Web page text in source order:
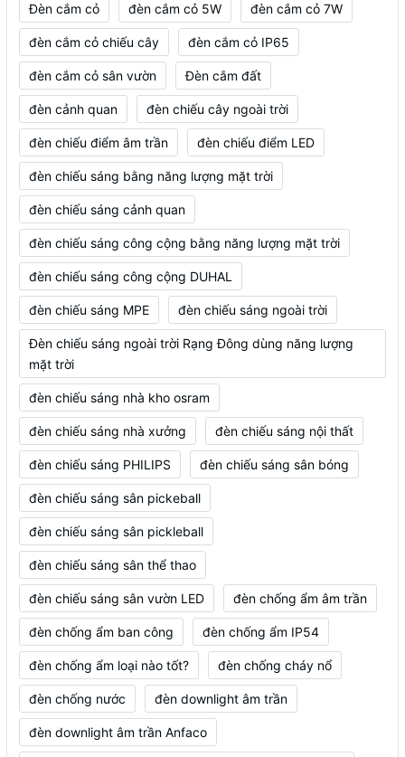
Đèn cắm cỏ đèn cắm cỏ 5W đèn cắm cỏ 7W
đèn cắm cỏ chiếu cây đèn cắm cỏ IP65
đèn cắm cỏ sân vườn Đèn cắm đất
đèn cảnh quan đèn chiếu cây ngoài trời
đèn chiếu điểm âm trần đèn chiếu điểm LED
đèn chiếu sáng bằng năng lượng mặt trời
đèn chiếu sáng cảnh quan
đèn chiếu sáng công cộng bằng năng lượng mặt trời
đèn chiếu sáng công cộng DUHAL
đèn chiếu sáng MPE đèn chiếu sáng ngoài trời
Đèn chiếu sáng ngoài trời Rạng Đông dùng năng lượng
mặt trời
đèn chiếu sáng nhà kho osram
đèn chiếu sáng nhà xưởng đèn chiếu sáng nội thất
đèn chiếu sáng PHILIPS đèn chiếu sáng sân bóng
đèn chiếu sáng sân pickeball
đèn chiếu sáng sân pickleball
đèn chiếu sáng sân thể thao
đèn chiếu sáng sân vườn LED đèn chống ẩm âm trần
đèn chống ẩm ban công đèn chống ẩm IP54
đèn chống ẩm loại nào tốt? đèn chống cháy nổ
đèn chống nước đèn downlight âm trần
đèn downlight âm trần Anfaco